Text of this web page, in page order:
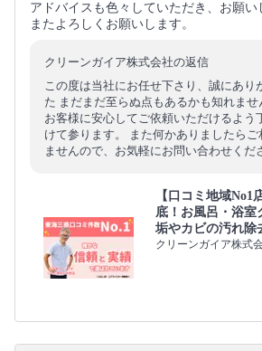
アドバイスも色々していただき、お願い
またよろしくお願いします。
クリーンガイア株式会社の返信
この度は当社にお任せ下さり、誠にあり
た まだまだ至らぬ点もあるかも知れませ
お客様に安心してご依頼いただけるよう
けて参ります。 また何かありましたら
ませんので、お気軽にお問い合わせくだ
【口コミ地域No1
底！お風呂・浴室
垢やカビの汚れ除
クリーンガイア株式